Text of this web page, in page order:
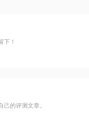
下！
的评测文章。